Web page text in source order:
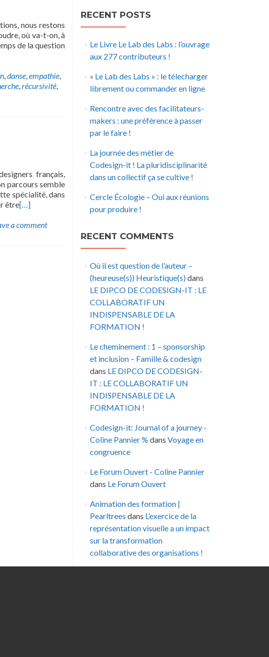
nous restons
où va-t-on, à
de la question
,danse,empathie,
,récursivité,
français,
parcours semble
spécialité, dans
être[…]
a comment
RECENT POSTS
Le Livre Le Lab des Labs : l’ouvrage
aux 277 contributeurs !
« Le Lab des Labs » : le télecharger
librement ou commander en ligne
Rencontre avec des facilitateurs-
makers : une préférence à passer
par le faire !
La journée des métier de
Codesign-it ! La pluridisciplinarité
dans un collectif ça se cultive !
Cercle Écologie – Oui aux réunions
pour produire !
RECENT COMMENTS
Où il est question de l’auteur –
(heureuse(s)) Heuristique(s)dans
LE DIPCO DE CODESIGN-IT : LE
COLLABORATIF UN
INDISPENSABLE DE LA
FORMATION !
Le cheminement : 1 – sponsorship
et inclusion – Famille & codesign
dans LE DIPCO DE CODESIGN-
IT : LE COLLABORATIF UN
INDISPENSABLE DE LA
FORMATION !
Codesign-it: Journal of a journey -
Coline Pannier % dans Voyage en
congruence
Le Forum Ouvert - Coline Pannier
dans Le Forum Ouvert
Animation des formation |
Pearltrees dans L’exercice de la
représentation visuelle a un impact
sur la transformation
collaborative des organisations !